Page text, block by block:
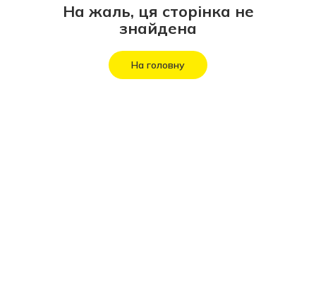
На жаль, ця сторінка не
знайдена
На головну